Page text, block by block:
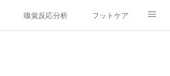
嗅覚反応分析 フットケア